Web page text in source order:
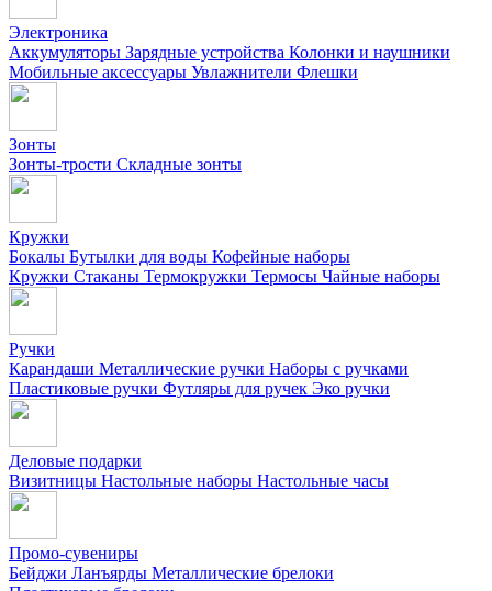
Электроника
Аккумуляторы Зарядные устройства Колонки и наушники
Мобильные аксессуары Увлажнители Флешки
Зонты
Зонты-трости Складные зонты
Кружки
Бокалы Бутылки для воды Кофейные наборы
Кружки Стаканы Термокружки Термосы Чайные наборы
Ручки
Карандаши Металлические ручки Наборы с ручками
Пластиковые ручки Футляры для ручек Эко ручки
Деловые подарки
Визитницы Настольные наборы Настольные часы
Промо-сувениры
Бейджи Ланъярды Металлические брелоки